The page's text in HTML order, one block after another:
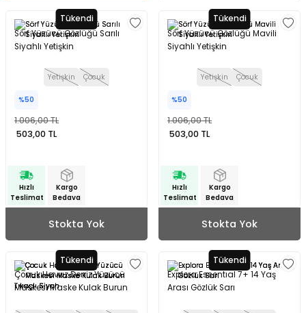
Tükendi
Sörf Yüzücü Gözlüğü Sarılı
Siyahlı Yetişkin
Yetişkin Çocuk
%50
1.006,00 TL
503,00 TL
Hızlı
Teslimat
Kargo
Bedava
Stokta Yok
Tükendi
Sörf Yüzücü Gözlüğü Mavili
Siyahlı Yetişkin
Yetişkin Çocuk
%50
1.006,00 TL
503,00 TL
Hızlı
Teslimat
Kargo
Bedava
Stokta Yok
Tükendi
Çocuk Havuz Deniz Yüzücü
Maskesi Maske Kulak Burun
Tükendi
Explora Essentıal 7+ 14 Yaş
Arası Gözlük Sarı